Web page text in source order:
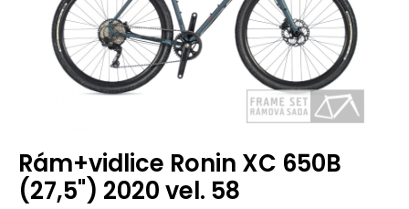
Rám+vidlice Ronin XC 650B
(27,5") 2020 vel. 58